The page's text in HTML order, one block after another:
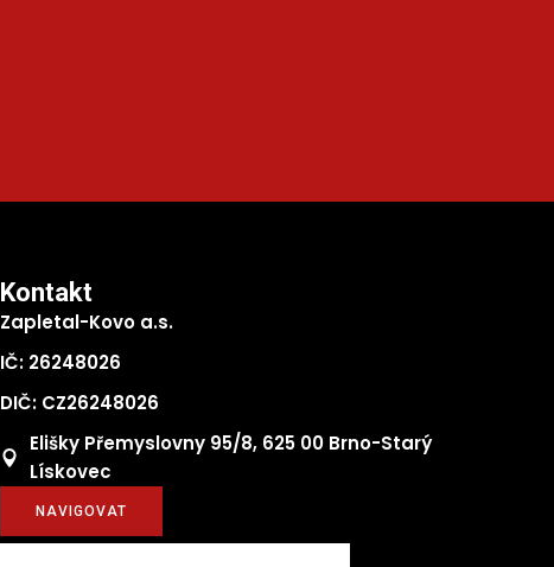
Kontakt
Zapletal-Kovo a.s.
IČ: 26248026
DIČ: CZ26248026
Elišky Přemyslovny 95/8, 625 00 Brno-Starý
Lískovec
NAVIGOVAT